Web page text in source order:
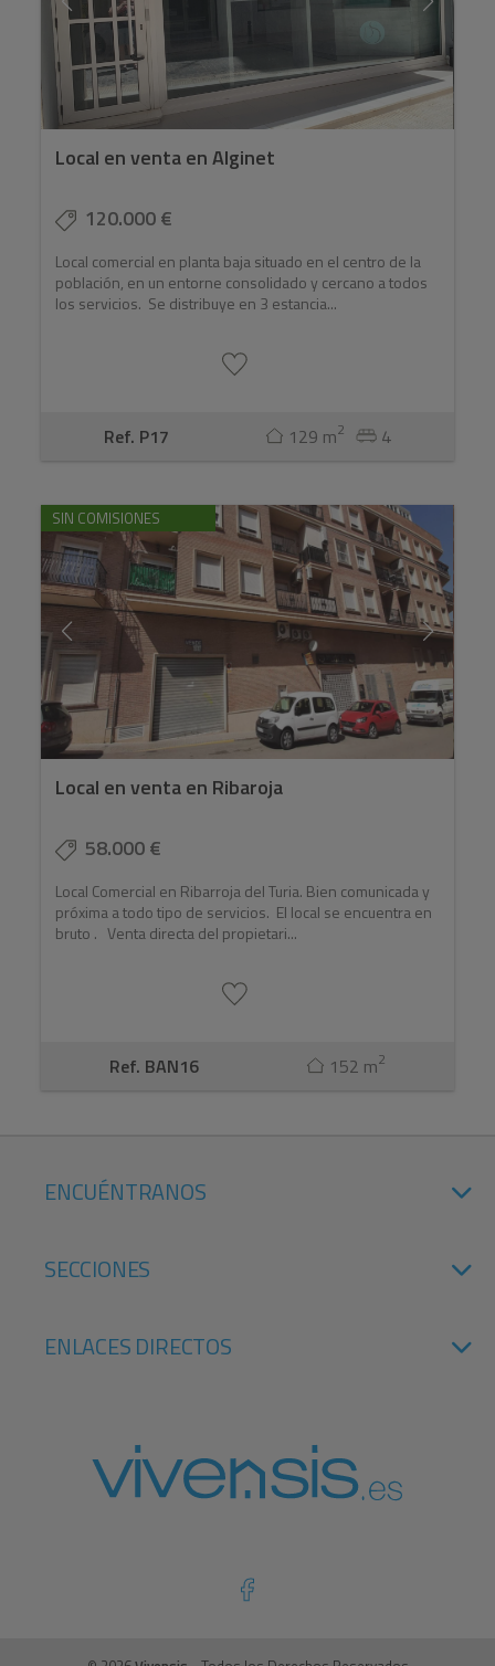
Local en venta en Alginet
120.000 €
Local comercial en planta baja situado en el centro de la
población, en un entorne consolidado y cercano a todos
los servicios. Se distribuye en 3 estancia...
Ref. P17 129 m2 4
SIN COMISIONES
Local en venta en Ribaroja
58.000 €
Local Comercial en Ribarroja del Turia. Bien comunicada y
próxima a todo tipo de servicios. El local se encuentra en
bruto . Venta directa del propietari...
Ref. BAN16 152 m2
ENCUÉNTRANOS
SECCIONES
ENLACES DIRECTOS